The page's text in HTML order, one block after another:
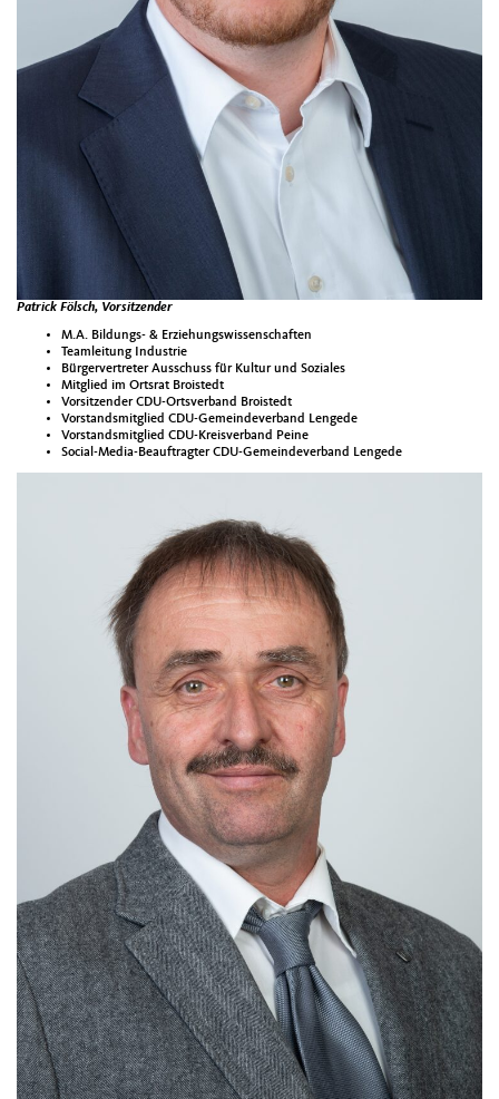
Patrick Fölsch, Vorsitzender
M.A. Bildungs- & Erziehungswissenschaften
Teamleitung Industrie
Bürgervertreter Ausschuss für Kultur und Soziales
Mitglied im Ortsrat Broistedt
Vorsitzender CDU-Ortsverband Broistedt
Vorstandsmitglied CDU-Gemeindeverband Lengede
Vorstandsmitglied CDU-Kreisverband Peine
Social-Media-Beauftragter CDU-Gemeindeverband Lengede